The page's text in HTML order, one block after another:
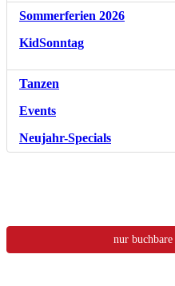
Sommerferien 2026
KidSonntag
Tanzen
Events
Neujahr-Specials
nur buchbare